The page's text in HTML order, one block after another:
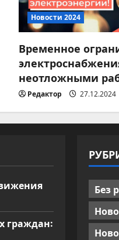
Новости 2024
Временное
неотложными
Редактор 27.12.2024
граждан:
Без